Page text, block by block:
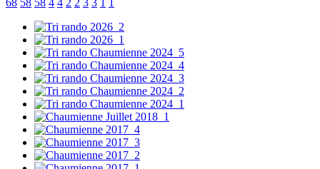
68 58 58 4 4 2 2 3 3 1 1